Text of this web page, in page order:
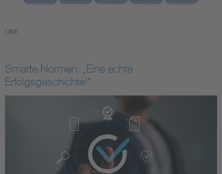
DKE
Smarte Normen: „Eine echte
Erfolgsgeschichte!“